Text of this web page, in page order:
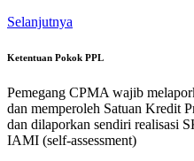
Selanjutnya
Ketentuan Pokok PPL
Pemegang CPMA wajib
dan memperoleh Satuan Kredit
dan dilaporkan sendiri realisasi
IAMI (self-assessment)